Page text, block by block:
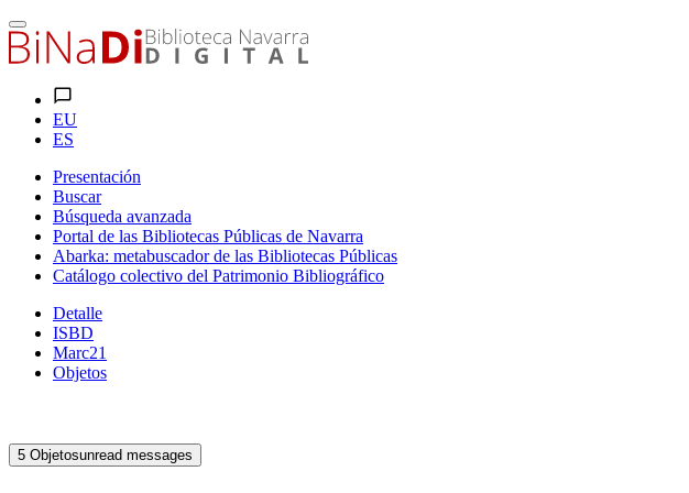
EU
ES
Presentación
Buscar
Búsqueda avanzada
Portal de las Bibliotecas Públicas de Navarra
Abarka: metabuscador de las Bibliotecas Públicas
Catálogo colectivo del Patrimonio Bibliográfico
Detalle
ISBD
Marc21
Objetos
5 Objetosunread messages